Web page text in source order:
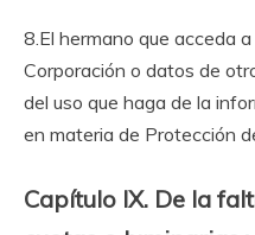
8.El hermano que acceda
Corporación o datos de
del uso que haga de la
en materia de Protección
Capítulo IX. De la